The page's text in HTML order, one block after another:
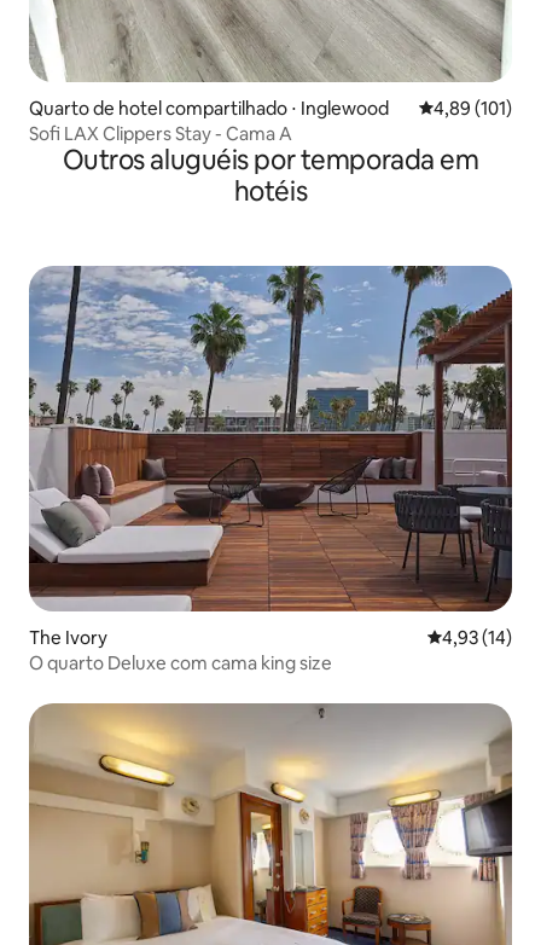
Quarto de hotel compartilhado ⋅ Inglewood 4,89 de uma
4,89 (101)
Sofi LAX Clippers Stay - Cama A
Outros aluguéis por temporada em
hotéis
The Ivory 4,93 de uma
4,93 (14)
O quarto Deluxe com cama king size